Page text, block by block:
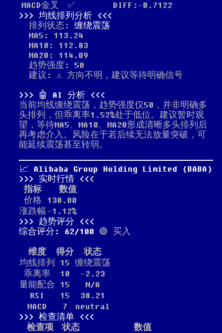
MACD金叉
✅
DIFF:-0.7122
均线排列分析
排列状态: 缠绕震荡
MA5: 113.24
MA10: 112.83
MA20: 114.09
趋势强度: 50
建议: ⚠️ 方向不明，建议等待明确信号
🤖 AI 分析
当前均线缠绕震荡，趋势强度仅50，并非明确多
头排列，但乖离率1.52%处于低位。建议暂时观
望，等待MA5、MA10、MA20形成清晰多头排列后
再考虑介入。风险在于若后续无法放量突破，可
能延续震荡甚至转弱。
📈 Alibaba Group Holding Limited (BABA)
实时行情
指标
数值
价格
130.00
涨跌幅 -1.12%
趋势评分
综合评分: 62/100 🟢 买入
维度 得分
状态
均线排列
15 缠绕震荡
乖离率
10
-2.23
量能配合 15
N/A
RSI
15
38.21
MACD
7
neutral
检查清单
检查项
状态
数值